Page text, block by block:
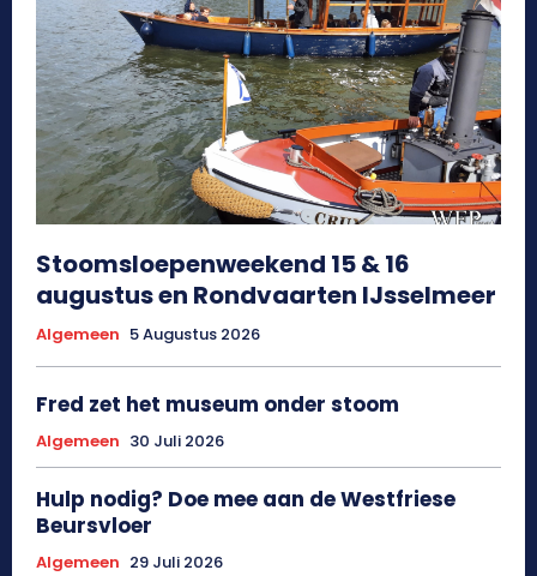
Stoomsloepenweekend 15 & 16
augustus en Rondvaarten IJsselmeer
Algemeen 5 Augustus 2026
Fred zet het museum onder stoom
Algemeen 30 Juli 2026
Hulp nodig? Doe mee aan de Westfriese
Beursvloer
Algemeen 29 Juli 2026